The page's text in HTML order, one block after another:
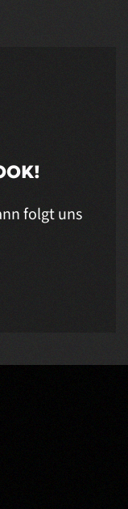
folgt uns